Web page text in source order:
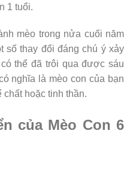
1 tuổi.
mèo trong nửa cuối năm
số thay đổi đáng chú ý xảy
thể đã trôi qua được sáu
nghĩa là mèo con của bạn
chất hoặc tinh thần.
của Mèo Con 6